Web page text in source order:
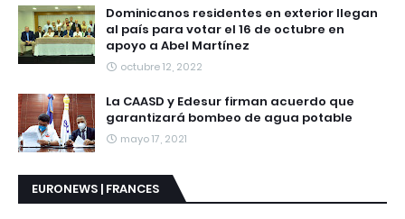
Dominicanos residentes en exterior llegan
al país para votar el 16 de octubre en
apoyo a Abel Martínez
octubre 12, 2022
La CAASD y Edesur firman acuerdo que
garantizará bombeo de agua potable
mayo 17, 2021
EURONEWS | FRANCES